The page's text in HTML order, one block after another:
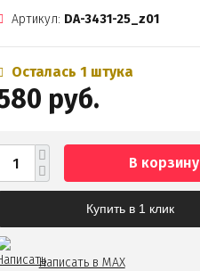
Артикул: DA-3431-25_z01
Осталась 1 штука
руб.
В корзину
Купить в 1 клик
Написать в MAX